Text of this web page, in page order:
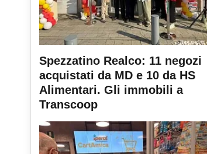
Spezzatino Realco: 11 negozi
acquistati da MD e 10 da HS
Alimentari. Gli immobili a
Transcoop